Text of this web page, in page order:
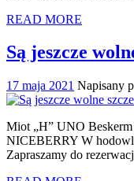
READ MORE
Są jeszcze
17 maja 2021 Napisany
Miot „H” UNO
NICEBERRY W
Zapraszamy do